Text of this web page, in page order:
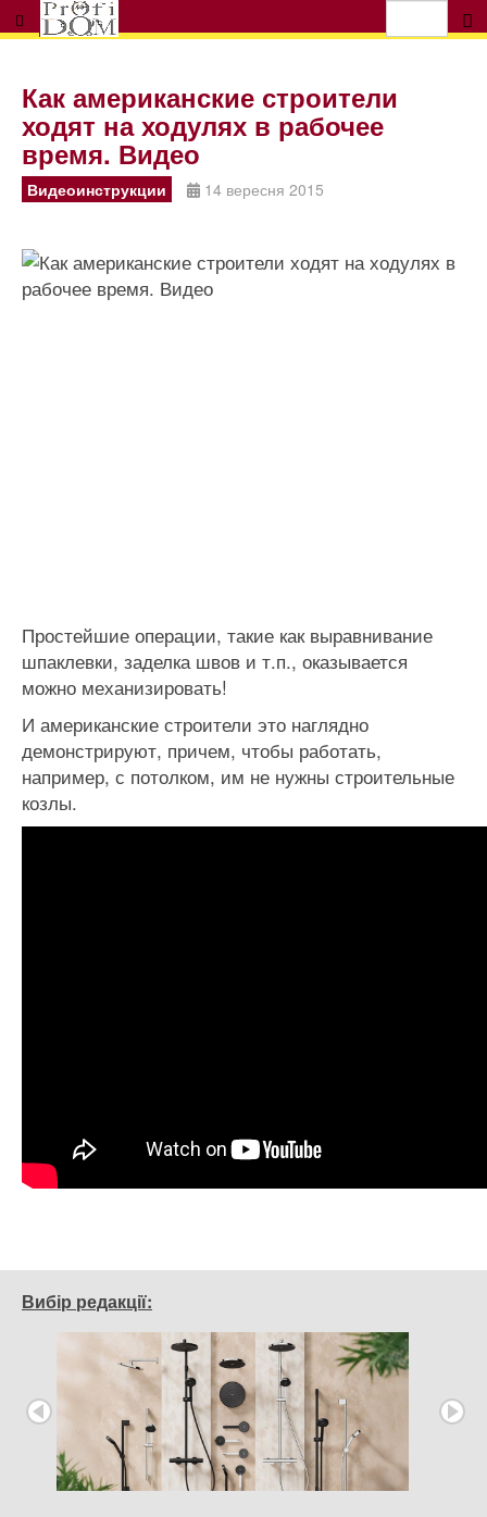
Как американские строители
ходят на ходулях в рабочее
время. Видео
Видеоинструкции 14 вересня 2015
Простейшие операции, такие как выравнивание
шпаклевки, заделка швов и т.п., оказывается
можно механизировать!
И американские строители это наглядно
демонстрируют, причем, чтобы работать,
например, с потолком, им не нужны строительные
козлы.
Вибір редакції: